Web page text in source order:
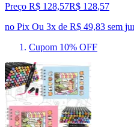
Preço R$ 128,57R$ 128,57
no Pix Ou 3x de R$ 49,83 sem
Cupom 10% OFF